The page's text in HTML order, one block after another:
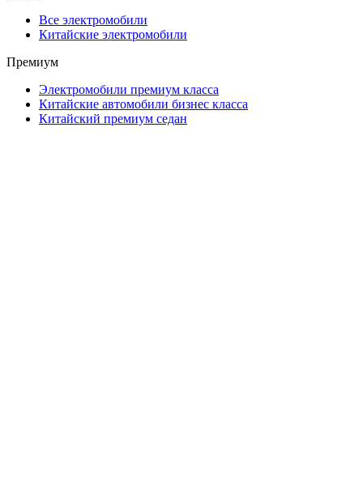
Все электромобили
Китайские электромобили
Премиум
Электромобили премиум класса
Китайские автомобили бизнес класса
Китайский премиум седан